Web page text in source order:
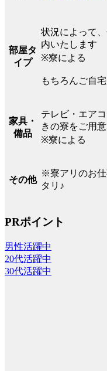
部屋タ
イプ
状況によって
内いたします
※寮による
もちろんご自
家具・
備品
テレビ・エア
きの寮をご用意
※寮による
その他
※寮アリのお仕
タリ♪
PRポイント
男性活躍中
20代活躍中
30代活躍中